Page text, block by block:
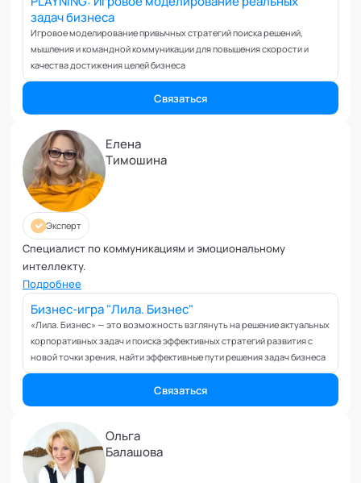
Возрастные кризисы
Воспитание
Депрессия
Защита от манипуляций
Иммунитет
Карьерная стратегия
Клиентский менеджмент
Когнитивные способности
Командное лидерство
Корпоративная антропология
Корпоративная культура и этика
Коучинг команд
Коучинг руководителей
Кризисы
Международные коммуникации
Межличностные конфликты
задач бизнеса
Игровое моделирование привычных стратегий поиска решений,
мышления и командной коммуникации для повышения скорости и
качества достижения целей бизнеса
Связаться
Елена
Тимошина
Эксперт
Специалист по коммуникациям и эмоциональному
интеллекту.
Подробнее
Бизнес-игра "Лила. Бизнес"
«Лила. Бизнес» — это возможность взглянуть на решение актуальных
корпоративных задач и поиска эффективных стратегий развития с
новой точки зрения, найти эффективные пути решения задач бизнеса
Связаться
Ольга
Балашова